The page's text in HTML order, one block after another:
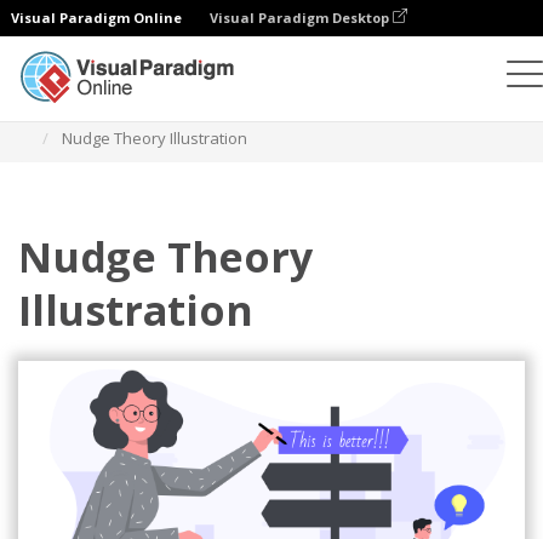
Visual Paradigm Online Visual Paradigm Desktop
Nudge Theory Illustration
Nudge Theory
Illustration